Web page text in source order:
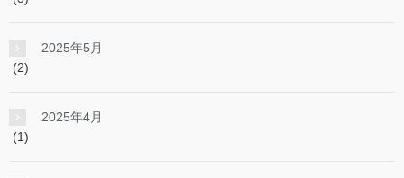
2025年5月
(2)
2025年4月
(1)